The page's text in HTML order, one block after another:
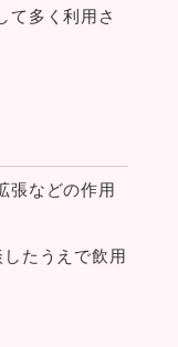
て多く利用さ
張などの作用
たうえで飲用